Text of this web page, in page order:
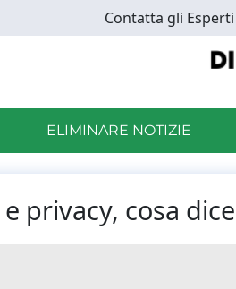
Contatta gli
ELIMINARE NOTIZIE
privacy, cosa